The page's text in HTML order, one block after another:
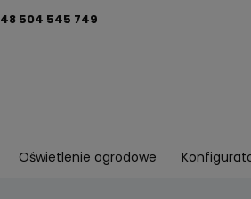
504 545 749
Oświetlenie ogrodowe